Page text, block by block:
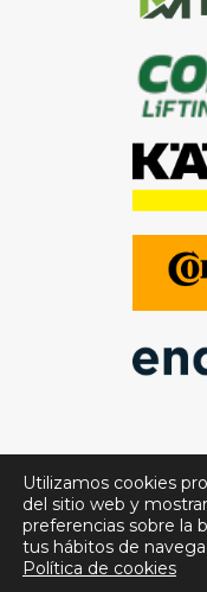
© Full Service Aragón. Todos
Utilizamos cookies
del sitio web y
preferencias sobre la
tus hábitos de
Política de cookies